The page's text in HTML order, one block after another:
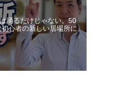
踊るだけじゃない。50
心者の新しい居場所に